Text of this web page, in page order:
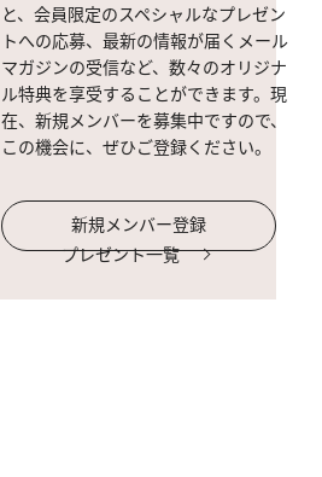
と、会員限定のスペシャルなプレゼン
トへの応募、最新の情報が届くメール
マガジンの受信など、数々のオリジナ
ル特典を享受することができます。現
在、新規メンバーを募集中ですので、
この機会に、ぜひご登録ください。
新規メンバー登録
プレゼント一覧